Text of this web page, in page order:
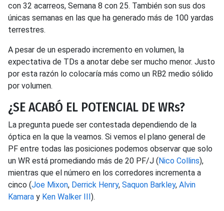
con 32 acarreos, Semana 8 con 25. También son sus dos
únicas semanas en las que ha generado más de 100 yardas
terrestres.
A pesar de un esperado incremento en volumen, la
expectativa de TDs a anotar debe ser mucho menor. Justo
por esta razón lo colocaría más como un RB2 medio sólido
por volumen.
¿SE ACABÓ EL POTENCIAL DE WRs?
La pregunta puede ser contestada dependiendo de la
óptica en la que la veamos. Si vemos el plano general de
PF entre todas las posiciones podemos observar que solo
un WR está promediando más de 20 PF/J (Nico Collins),
mientras que el número en los corredores incrementa a
cinco (Joe Mixon, Derrick Henry, Saquon Barkley, Alvin
Kamara y Ken Walker III).